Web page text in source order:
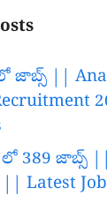
జాబ్స్ ||
389 జాబ్స్ ||
|| Latest